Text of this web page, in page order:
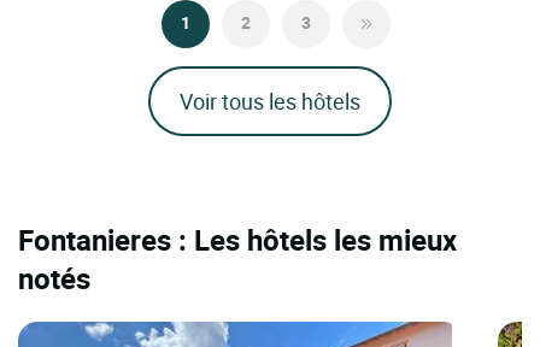
1 2 3
Voir tous les hôtels
Fontanieres : Les hôtels les mieux
notés